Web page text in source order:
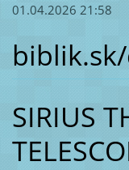
01.04.2026 21:58
SIRIUS